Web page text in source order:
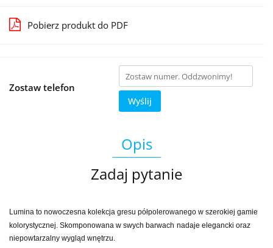
Pobierz produkt do PDF
Zostaw telefon
Wyślij
Opis
Zadaj pytanie
Lumina to nowoczesna kolekcja gresu półpolerowanego w szerokiej gamie
kolorystycznej. Skomponowana w swych barwach nadaje elegancki oraz
niepowtarzalny wygląd wnętrzu.